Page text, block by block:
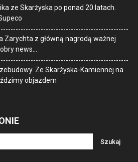
ze Skarżyska po ponad 20 latach.
Zarychta z główną nagrodą ważnej
news…
Ze Skarżyska-Kamiennej na
objazdem